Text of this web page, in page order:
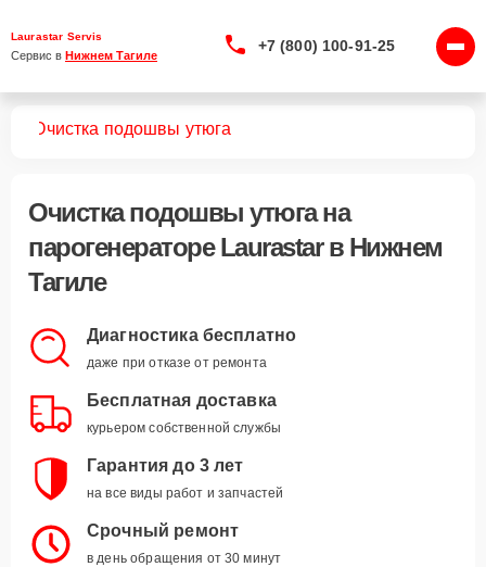
Laurastar Servis
Сервис в Нижнем Тагиле
+7 (800) 100-91-25
Очистка подошвы утюга
Очистка подошвы утюгана
парогенераторе Laurastar в Нижнем
Тагиле
Диагностика бесплатно
даже при отказе от ремонта
Бесплатная доставка
курьером собственной службы
Гарантия до 3 лет
на все виды работ и запчастей
Срочный ремонт
в день обращения от 30 минут